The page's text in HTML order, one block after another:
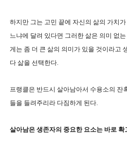
하지만 그는 고민 끝에 자신의 삶의 가치
느냐에 달려 있다면 그러한 삶은 의미 없
게는 좀 더 큰 삶의 의미가 있을 것이라고
다 삶을 선택한다.
프랭클은 반드시 살아남아서 수용소의 잔
들을 들려주리라 다짐하게 된다.
살아남은 생존자의 중요한 요소는 바로 확